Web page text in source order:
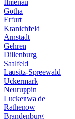
Ilmenau
Gotha
Erfurt
Kranichfeld
Arnstadt
Gehren
Dillenburg
Saalfeld
Lausitz-Spreewald
Uckermark
Neuruppin
Luckenwalde
Rathenow
Brandenburg